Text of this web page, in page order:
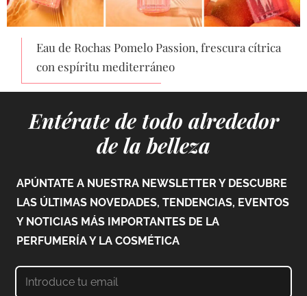
Eau de Rochas Pomelo Passion, frescura cítrica
con espíritu mediterráneo
Entérate de todo alrededor
de la belleza
APÚNTATE A NUESTRA NEWSLETTER Y DESCUBRE
LAS ÚLTIMAS NOVEDADES, TENDENCIAS, EVENTOS
Y NOTICIAS MÁS IMPORTANTES DE LA
PERFUMERÍA Y LA COSMÉTICA